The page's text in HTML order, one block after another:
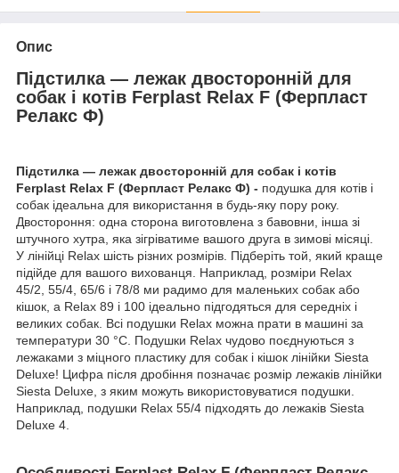
Опис
Підстилка — лежак двосторонній для
собак і котів Ferplast Relax F (Ферпласт
Релакс Ф)
Підстилка — лежак двосторонній для собак і котів
Ferplast Relax F (Ферпласт Релакс Ф) - подушка для котів і
собак ідеальна для використання в будь-яку пору року.
Двостороння: одна сторона виготовлена з бавовни, інша зі
штучного хутра, яка зігріватиме вашого друга в зимові місяці.
У лінійці Relax шість різних розмірів. Підберіть той, який краще
підійде для вашого вихованця. Наприклад, розміри Relax
45/2, 55/4, 65/6 і 78/8 ми радимо для маленьких собак або
кішок, а Relax 89 і 100 ідеально підгодяться для середніх і
великих собак. Всі подушки Relax можна прати в машині за
температури 30 °C. Подушки Relax чудово поєднуються з
лежаками з міцного пластику для собак і кішок лінійки Siesta
Deluxe! Цифра після дробіння позначає розмір лежаків лінійки
Siesta Deluxe, з яким можуть використовуватися подушки.
Наприклад, подушки Relax 55/4 підходять до лежаків Siesta
Deluxe 4.